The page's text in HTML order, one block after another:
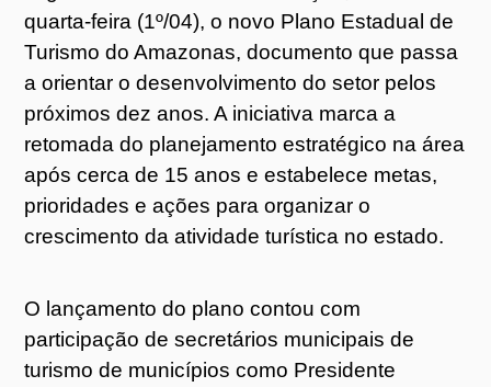
quarta-feira (1º/04), o novo Plano Estadual de
Turismo do Amazonas, documento que passa
a orientar o desenvolvimento do setor pelos
próximos dez anos. A iniciativa marca a
retomada do planejamento estratégico na área
após cerca de 15 anos e estabelece metas,
prioridades e ações para organizar o
crescimento da atividade turística no estado.
O lançamento do plano contou com
participação de secretários municipais de
turismo de municípios como Presidente